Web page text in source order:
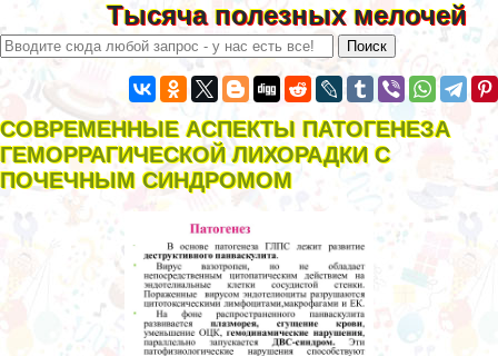
Тысяча полезных мелочей
СОВРЕМЕННЫЕ АСПЕКТЫ ПАТОГЕНЕЗА
ГЕМОРРАГИЧЕСКОЙ ЛИХОРАДКИ С
ПОЧЕЧНЫМ СИНДРОМОМ